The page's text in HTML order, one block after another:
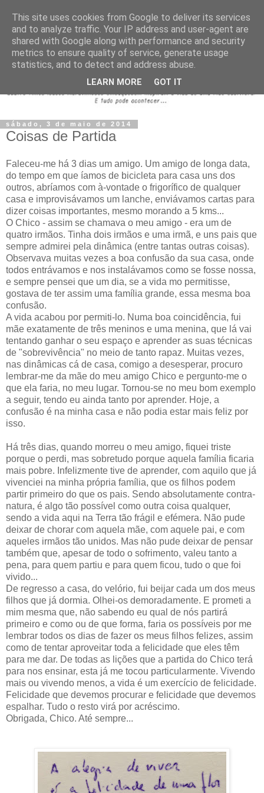
sábado, 3 de maio de 2014
Coisas de Partida
Faleceu-me há 3 dias um amigo. Um amigo de longa data,
do tempo em que íamos de bicicleta para casa uns dos
outros, abríamos com à-vontade o frigorífico de qualquer
casa e improvisávamos um lanche, enviávamos cartas para
dizer coisas importantes, mesmo morando a 5 kms...
O Chico - assim se chamava o meu amigo - era um de
quatro irmãos. Tinha dois irmãos e uma irmã, e uns pais que
sempre admirei pela dinâmica (entre tantas outras coisas).
Observava muitas vezes a boa confusão da sua casa, onde
todos entrávamos e nos instalávamos como se fosse nossa,
e sempre pensei que um dia, se a vida mo permitisse,
gostava de ter assim uma família grande, essa mesma boa
confusão.
A vida acabou por permiti-lo. Numa boa coincidência, fui
mãe exatamente de três meninos e uma menina, que lá vai
tentando ganhar o seu espaço e aprender as suas técnicas
de "sobrevivência" no meio de tanto rapaz. Muitas vezes,
nas dinâmicas cá de casa, comigo a desesperar, procuro
lembrar-me da mãe do meu amigo Chico e pergunto-me o
que ela faria, no meu lugar. Tornou-se no meu bom exemplo
a seguir, tendo eu ainda tanto por aprender. Hoje, a
confusão é na minha casa e não podia estar mais feliz por
isso.
Há três dias, quando morreu o meu amigo, fiquei triste
porque o perdi, mas sobretudo porque aquela família ficaria
mais pobre. Infelizmente tive de aprender, com aquilo que já
vivenciei na minha própria família, que os filhos podem
partir primeiro do que os pais. Sendo absolutamente contra-
natura, é algo tão possível como outra coisa qualquer,
sendo a vida aqui na Terra tão frágil e efémera. Não pude
deixar de chorar com aquela mãe, com aquele pai, e com
aqueles irmãos tão unidos. Mas não pude deixar de pensar
também que, apesar de todo o sofrimento, valeu tanto a
pena, para quem partiu e para quem ficou, tudo o que foi
vivido...
De regresso a casa, do velório, fui beijar cada um dos meus
filhos que já dormia. Olhei-os demoradamente. E prometi a
mim mesma que, não sabendo eu qual de nós partirá
primeiro e como ou de que forma, faria os possíveis por me
lembrar todos os dias de fazer os meus filhos felizes, assim
como de tentar aproveitar toda a felicidade que eles têm
para me dar. De todas as lições que a partida do Chico terá
para nos ensinar, esta já me tocou particularmente. Vivendo
mais ou vivendo menos, a vida é um exercício de felicidade.
Felicidade que devemos procurar e felicidade que devemos
espalhar. Tudo o resto virá por acréscimo.
Obrigada, Chico. Até sempre...
This site uses cookies from Google to deliver its services
and to analyze traffic. Your IP address and user-agent are
shared with Google along with performance and security
metrics to ensure quality of service, generate usage
statistics, and to detect and address abuse.
LEARN MORE GOT IT